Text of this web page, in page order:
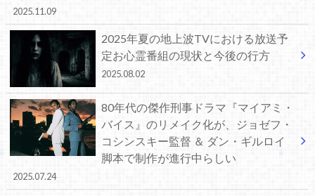
2025.11.09
2025年夏の地上波TVにおける放送予
定お心霊番組の現状と今後の行方
2025.08.02
80年代の傑作刑事ドラマ『マイアミ・
バイス』のリメイク化が、ジョゼフ・
コシンスキー監督 ＆ ダン・ギルロイ
脚本で制作が進行中らしい
2025.07.24